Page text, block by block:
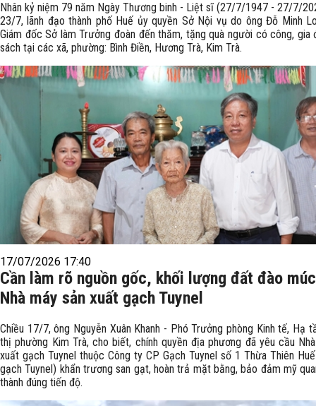
Nhân kỷ niệm 79 năm Ngày Thương binh - Liệt sĩ (27/7/1947 - 27/7/
23/7, lãnh đạo thành phố Huế ủy quyền Sở Nội vụ do ông Đỗ Minh
Giám đốc Sở làm Trưởng đoàn đến thăm, tặng quà người có công, gia
sách tại các xã, phường: Bình Điền, Hương Trà, Kim Trà.
17/07/2026 17:40
Cần làm rõ nguồn gốc, khối lượng đất đào
Nhà máy sản xuất gạch Tuynel
Chiều 17/7, ông Nguyễn Xuân Khanh - Phó Trưởng phòng Kinh tế, Hạ
thị phường Kim Trà, cho biết, chính quyền địa phương đã yêu cầu
xuất gạch Tuynel thuộc Công ty CP Gạch Tuynel số 1 Thừa Thiên
gạch Tuynel) khẩn trương san gạt, hoàn trả mặt bằng, bảo đảm mỹ
thành đúng tiến độ.